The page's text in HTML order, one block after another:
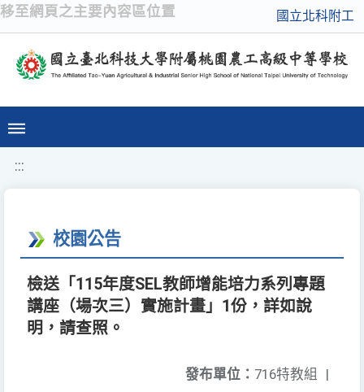
移至網頁之主要內容區位置 國立北科附工
:::
校園公告
檢送「115年度SEL教師增能培力系列專題
講座（場次三）實施計畫」1份，詳如說
明，請查照。
發布單位： 716特教組 |